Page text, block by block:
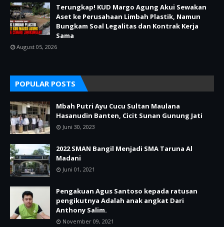
Terungkap! KUD Margo Agung Akui Sewakan
Aset ke Perusahaan Limbah Plastik, Namun
Bungkam Soal Legalitas dan Kontrak Kerja
Sama
August 05, 2026
POPULAR POSTS
Mbah Putri Ayu Cucu Sultan Maulana
Hasanudin Banten, Cicit Sunan Gunung Jati
Juni 30, 2023
2022 SMAN Bangil Menjadi SMA Taruna Al
Madani
Juni 01, 2021
Pengakuan Agus Santoso kepada ratusan
pengikutnya Adalah anak angkat Dari
Anthony Salim.
November 09, 2021